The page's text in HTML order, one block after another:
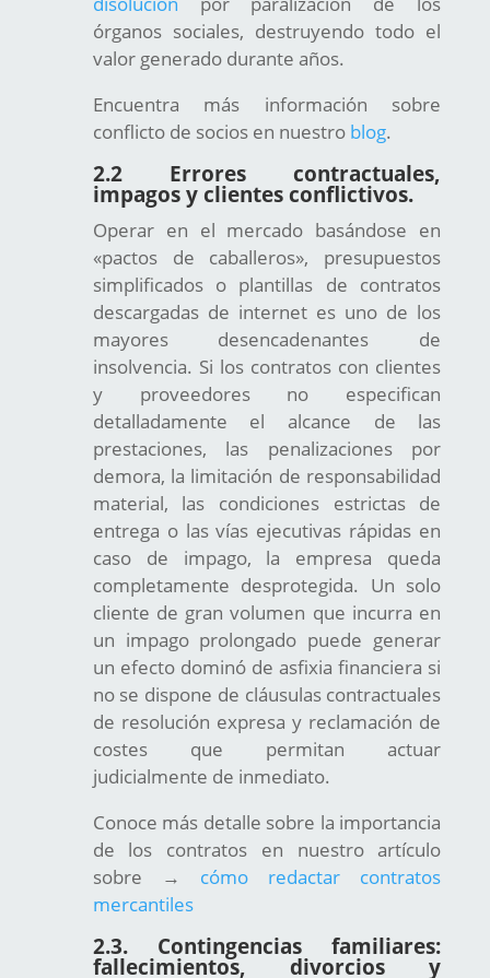
órganos sociales, destruyendo todo el
valor generado durante años.
Encuentra más información sobre
conflicto de socios en nuestro blog.
2.2 Errores contractuales,
impagos y clientes conflictivos.
Operar en el mercado basándose en
«pactos de caballeros», presupuestos
simplificados o plantillas de contratos
descargadas de internet es uno de los
mayores desencadenantes de
insolvencia. Si los contratos con clientes
y proveedores no especifican
detalladamente el alcance de las
prestaciones, las penalizaciones por
demora, la limitación de responsabilidad
material, las condiciones estrictas de
entrega o las vías ejecutivas rápidas en
caso de impago, la empresa queda
completamente desprotegida. Un solo
cliente de gran volumen que incurra en
un impago prolongado puede generar
un efecto dominó de asfixia financiera si
no se dispone de cláusulas contractuales
de resolución expresa y reclamación de
costes que permitan actuar
judicialmente de inmediato.
Conoce más detalle sobre la importancia
de los contratos en nuestro artículo
sobre →
cómo redactar contratos
mercantiles
2.3. Contingencias familiares:
fallecimientos, divorcios y